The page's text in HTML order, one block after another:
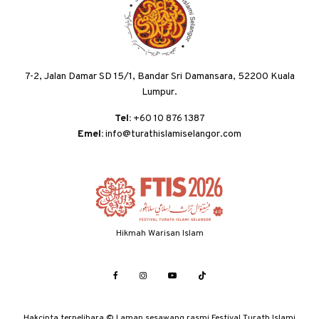
7-2, Jalan Damar SD 15/1, Bandar Sri Damansara, 52200 Kuala
Lumpur.
Tel:+60 10 876 1387
Emel:info@turathislamiselangor.com
Hikmah Warisan Islam